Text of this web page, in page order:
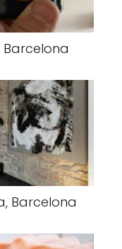
Barcelona